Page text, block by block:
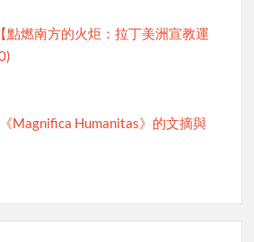
點燃南方的火炬：拉丁美洲宣教運
Magnifica Humanitas》的文摘與